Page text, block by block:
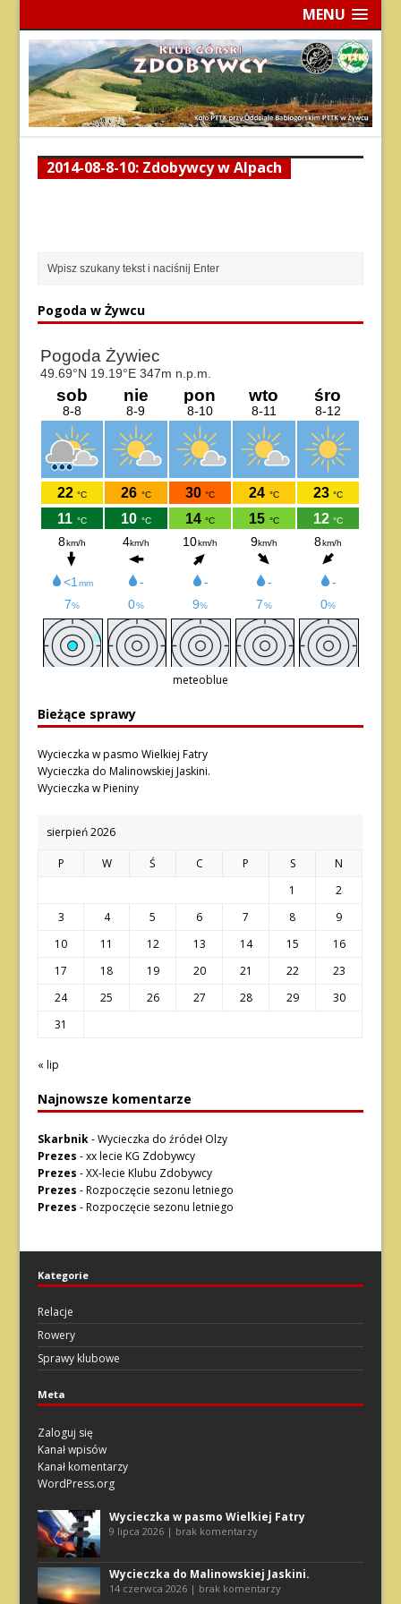
MENU
2014-08-8-10: Zdobywcy w Alpach
Pogoda w Żywcu
meteoblue
Bieżące sprawy
Wycieczka w pasmo Wielkiej Fatry
Wycieczka do Malinowskiej Jaskini.
Wycieczka w Pieniny
sierpień 2026
P W Ś C P S
N
1
2
3
4 5 6 7 8
9
10
11 12 13 14 15
16
17
18 19 20 21 22
23
24
25 26 27 28 29
30
31
« lip
Najnowsze komentarze
Skarbnik-Wycieczka do źródeł Olzy
Prezes -xx lecie KG Zdobywcy
Prezes -XX-lecie Klubu Zdobywcy
Prezes -Rozpoczęcie sezonu letniego
Prezes -Rozpoczęcie sezonu letniego
Kategorie
Relacje
Rowery
Sprawy klubowe
Meta
Zaloguj się
Kanał wpisów
Kanał komentarzy
WordPress.org
Wycieczka w pasmo Wielkiej Fatry
9 lipca 2026 | brak komentarzy
Wycieczka do Malinowskiej Jaskini.
14 czerwca 2026 | brak komentarzy